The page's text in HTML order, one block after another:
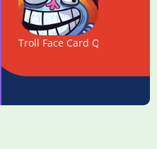
Troll Face Card Quest